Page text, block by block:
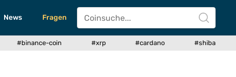
News Fragen
#binance-coin #xrp #cardano #shiba